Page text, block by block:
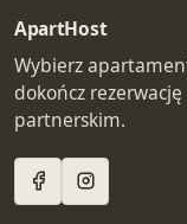
ApartHost
Wybierz
dokończ
partnerskim.